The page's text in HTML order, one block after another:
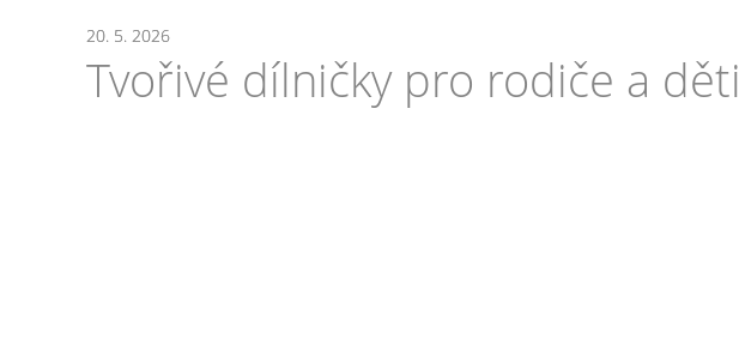
20. 5. 2026
Tvořivé dílničky pro rodiče a děti